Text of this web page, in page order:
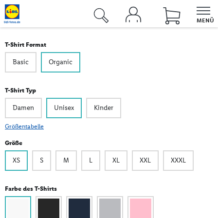
MENÜ
Fotos & Grußkarten
Fotobücher
Wandbilder
Fotogeschenke
Fotoblock
Textilien
Angebote
T-Shirt Format
Basic Organic
T-Shirt Typ
Damen Unisex Kinder
Größentabelle
Größe
XS S M L XL XXL XXXL
Farbe des T-Shirts